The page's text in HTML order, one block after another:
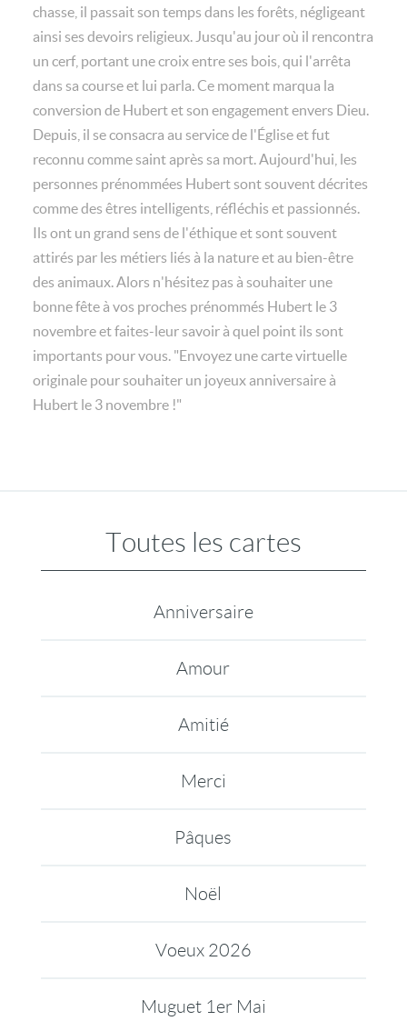
chasse, il passait son temps dans les forêts, négligeant
ainsi ses devoirs religieux. Jusqu'au jour où il rencontra
un cerf, portant une croix entre ses bois, qui l'arrêta
dans sa course et lui parla. Ce moment marqua la
conversion de Hubert et son engagement envers Dieu.
Depuis, il se consacra au service de l'Église et fut
reconnu comme saint après sa mort. Aujourd'hui, les
personnes prénommées Hubert sont souvent décrites
comme des êtres intelligents, réfléchis et passionnés.
Ils ont un grand sens de l'éthique et sont souvent
attirés par les métiers liés à la nature et au bien-être
des animaux. Alors n'hésitez pas à souhaiter une
bonne fête à vos proches prénommés Hubert le 3
novembre et faites-leur savoir à quel point ils sont
importants pour vous. "Envoyez une carte virtuelle
originale pour souhaiter un joyeux anniversaire à
Hubert le 3 novembre !"
Toutes les cartes
Anniversaire
Amour
Amitié
Merci
Pâques
Noël
Voeux 2026
Muguet 1er Mai